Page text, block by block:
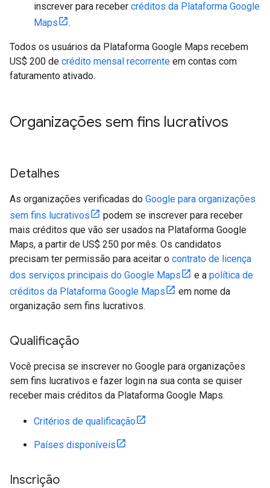
inscrever para receber créditos da Plataforma Google
Maps
.
Todos os usuários da Plataforma Google Maps recebem
US$ 200 de crédito mensal recorrente em contas com
faturamento ativado.
Organizações sem fins lucrativos
Detalhes
As organizações verificadas do Google para organizações
sem fins lucrativos
podem se inscrever para receber
mais créditos que vão ser usados na Plataforma Google
Maps, a partir de US$ 250 por mês. Os candidatos
precisam ter permissão para aceitar o contrato de licença
dos serviços principais do Google Maps
e a política de
créditos da Plataforma Google Maps
em nome da
organização sem fins lucrativos.
Qualificação
Você precisa se inscrever no Google para organizações
sem fins lucrativos e fazer login na sua conta se quiser
receber mais créditos da Plataforma Google Maps.
Critérios de qualificação
Países disponíveis
Inscrição